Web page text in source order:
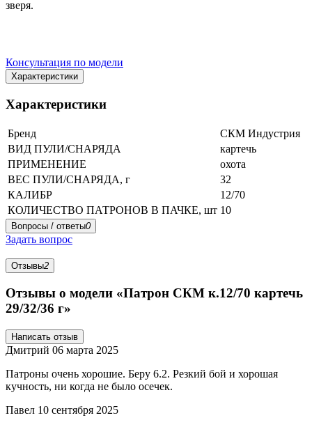
зверя.
Консультация по модели
Характеристики
Характеристики
Бренд
СКМ Индустрия
ВИД ПУЛИ/СНАРЯДА
картечь
ПРИМЕНЕНИЕ
охота
ВЕС ПУЛИ/СНАРЯДА, г
32
КАЛИБР
12/70
КОЛИЧЕСТВО ПАТРОНОВ В ПАЧКЕ, шт 10
Вопросы / ответы0
Задать вопрос
Отзывы2
Отзывы о модели «Патрон СКМ к.12/70 картечь
29/32/36 г»
Написать отзыв
Дмитрий 06 марта 2025
Патроны очень хорошие. Беру 6.2. Резкий бой и хорошая
кучность, ни когда не было осечек.
Павел 10 сентября 2025